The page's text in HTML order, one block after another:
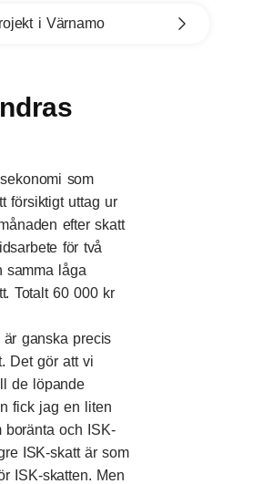
i Värnamo
som
försiktigt uttag ur
efter skatt
för två
samma låga
Totalt 60 000 kr
ganska precis
Det gör att vi
de löpande
fick jag en liten
boränta och ISK-
ISK-skatt är som
ISK-skatten. Men